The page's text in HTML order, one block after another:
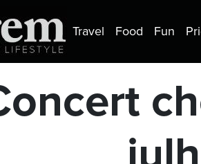
Travel Food Fun